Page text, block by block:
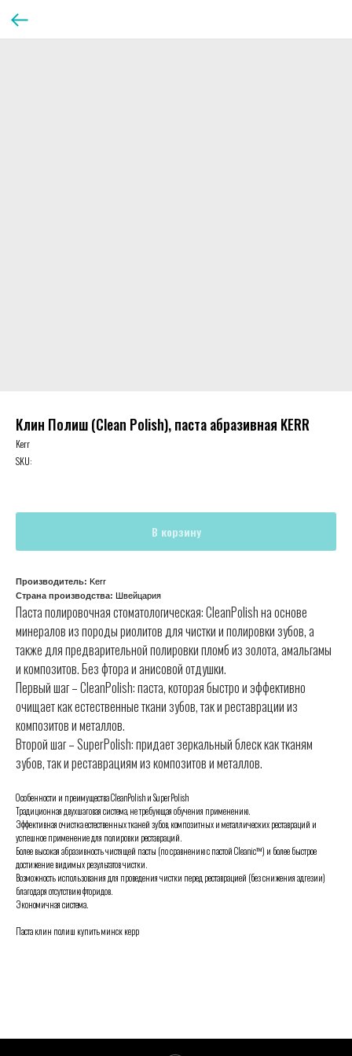
Клин Полиш (Clean Polish), паста абразивная KERR
Kerr
SKU:
В корзину
Производитель: Kerr
Страна производства: Швейцария
Паста полировочная стоматологическая: CleanPolish на основе
минералов из породы риолитов для чистки и полировки зубов, а
также для предварительной полировки пломб из золота, амальгамы
и композитов. Без фтора и анисовой отдушки.
Первый шаг – CleanPolish: паста, которая быстро и эффективно
очищает как естественные ткани зубов, так и реставрации из
композитов и металлов.
Второй шаг – SuperPolish: придает зеркальный блеск как тканям
зубов, так и реставрациям из композитов и металлов.
Особенности и преимущества CleanPolish и SuperPolish
Традиционная двухшаговая система, не требующая обучения применению.
Эффективная очистка естественных тканей зубов, композитных и металлических реставраций и
успешное применение для полировки реставраций.
Более высокая абразивность чистящей пасты (по сравнению с пастой Cleanic™) и более быстрое
достижение видимых результатов чистки.
Возможность использования для проведения чистки перед реставрацией (без снижения адгезии)
благодаря отсутствию фторидов.
Экономичная система.
Паста клин полиш купить минск керр